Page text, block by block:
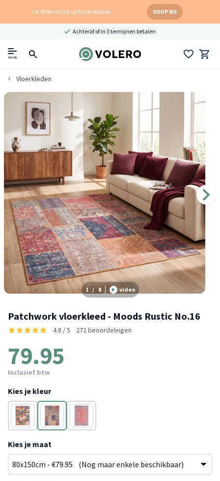
Tot 40% korting op buitenkleden SHOP NU
Achteraf of in 3 termijnen betalen
menu
Vloerkleden
1 / 8 video
Patchwork vloerkleed - Moods Rustic No.16
4.8 / 5 272 beoordelingen
79.95
Inclusief btw
Kies je kleur
MulticolorMulticolorMulticolor
Kies je maat